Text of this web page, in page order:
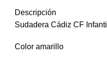
Descripción
Sudadera Cádiz CF Infantil
Color amarillo